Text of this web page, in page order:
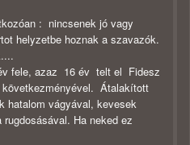
: nincsenek jó vagy
helyzetbe hoznak a szavazók.
fele, azaz 16 év telt el Fidesz
Átalakított
hatalom vágyával, kevesek
Ha neked ez